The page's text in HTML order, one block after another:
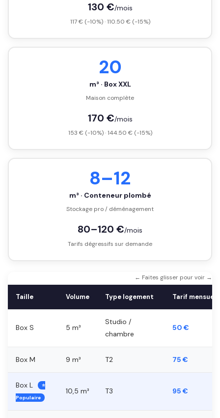
130 €/mois
117 € (-10%) · 110.50 € (-15%)
20
m³ · Box XXL
Maison complète
170 €/mois
153 € (-10%) · 144.50 € (-15%)
8–12
m³ · Conteneur plombé
Stockage pro / déménagement
80–120 €/mois
Tarifs dégressifs sur demande
← Faites glisser pour voir →
Taille Volume Type logement Tarif mensuel
Box S 5 m³
Studio /
chambre
50 €
Box M 9 m³ T2 75 €
Box L
⭐
Populaire
10,5 m³ T3 95 €